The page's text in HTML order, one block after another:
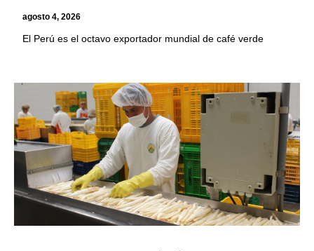
agosto 4, 2026
El Perú es el octavo exportador mundial de café verde